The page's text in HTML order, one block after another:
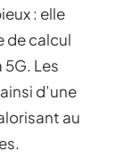
: elle
de calcul
Les
d’une
au